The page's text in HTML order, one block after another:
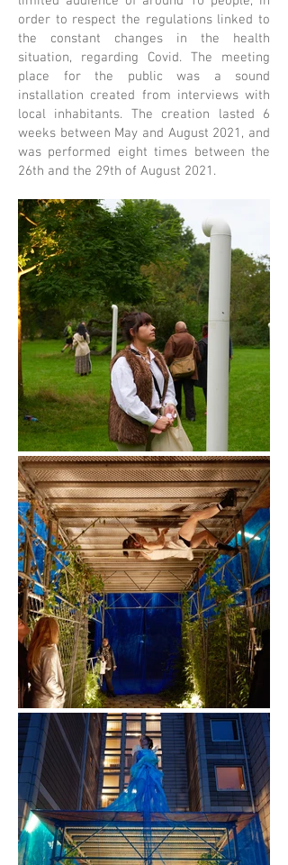
order to respect the regulations linked to
the constant changes in the health
situation, regarding Covid. The meeting
place for the public was a sound
installation created from interviews with
local inhabitants. The creation lasted 6
weeks between May and August 2021, and
was performed eight times between the
26th and the 29th of August 2021.